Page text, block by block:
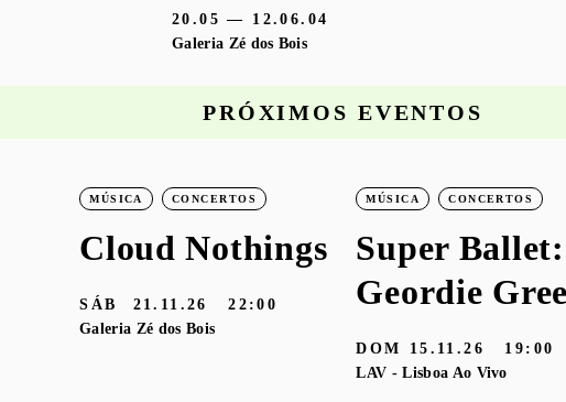
20.05 — 12.06.04
Galeria Zé dos Bois
PRÓXIMOS EVENTOS
MÚSICA CONCERTOS
Cloud Nothings
SÁB 21.11.26
22:00
Galeria Zé dos Bois
MÚSICA CONCERTOS
Super Ballet:
Geordie
DOM 15.11.26
19:00
LAV - Lisboa Ao Vivo